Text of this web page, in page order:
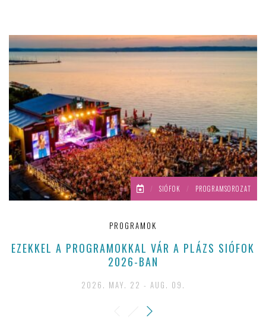
/ SIÓFOK / PROGRAMSOROZAT
PROGRAMOK
EZEKKEL A PROGRAMOKKAL VÁR A PLÁZS SIÓFOK
2026-BAN
2026. MAY. 22 - AUG. 09.